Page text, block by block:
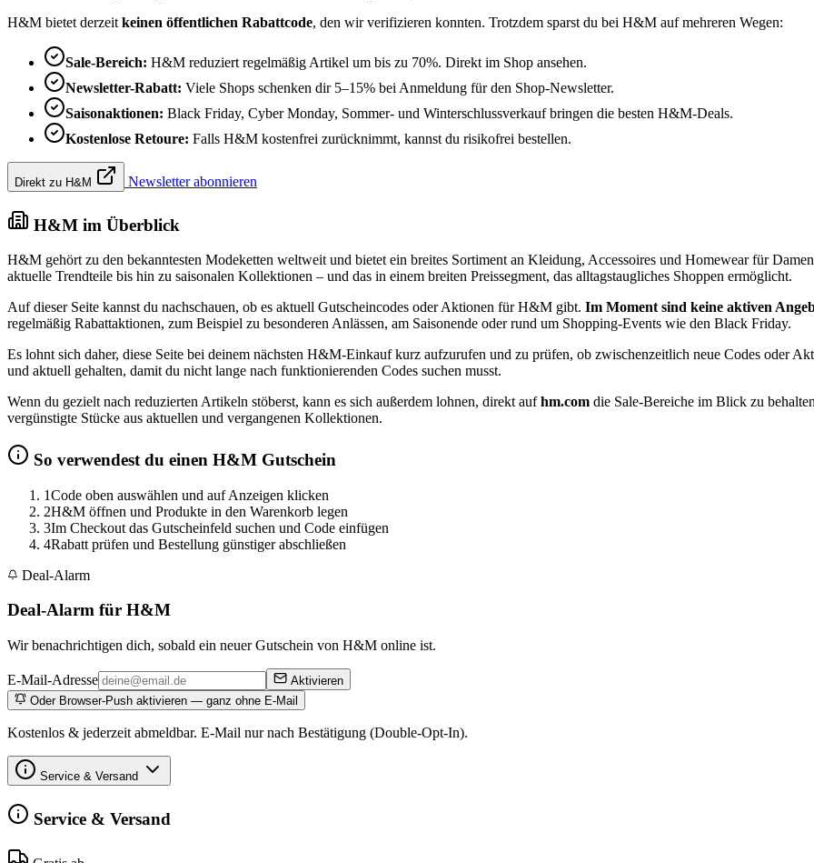
H&M bietet derzeit keinen öffentlichen Rabattcode, den wir verifizieren konnten. Trotzdem sparst du bei H&M auf mehreren Wegen:
Sale-Bereich: H&M reduziert regelmäßig Artikel um bis zu 70%. Direkt im Shop ansehen.
Newsletter-Rabatt: Viele Shops schenken dir 5–15% bei Anmeldung für den Shop-Newsletter.
Saisonaktionen: Black Friday, Cyber Monday, Sommer- und Winterschlussverkauf bringen die besten H&M-Deals.
Kostenlose Retoure: Falls H&M kostenfrei zurücknimmt, kannst du risikofrei bestellen.
Direkt zu H&M Newsletter abonnieren
H&M im Überblick
H&M gehört zu den bekanntesten Modeketten weltweit und bietet ein breites Sortiment an Kleidung, Accessoires und Homewear für
aktuelle Trendteile bis hin zu saisonalen Kollektionen – und das in einem breiten Preissegment, das alltagstaugliches Shoppen ermöglicht.
Auf dieser Seite kannst du nachschauen, ob es aktuell Gutscheincodes oder Aktionen für H&M gibt. Im Moment sind keine aktiven
regelmäßig Rabattaktionen, zum Beispiel zu besonderen Anlässen, am Saisonende oder rund um Shopping-Events wie den Black Friday.
Es lohnt sich daher, diese Seite bei deinem nächsten H&M-Einkauf kurz aufzurufen und zu prüfen, ob zwischenzeitlich neue Codes oder
und aktuell gehalten, damit du nicht lange nach funktionierenden Codes suchen musst.
Wenn du gezielt nach reduzierten Artikeln stöberst, kann es sich außerdem lohnen, direkt aufhm.com die Sale-Bereiche im Blick zu
vergünstigte Stücke aus aktuellen und vergangenen Kollektionen.
So verwendest du einen H&M Gutschein
1Code oben auswählen und auf Anzeigen klicken
2H&M öffnen und Produkte in den Warenkorb legen
3Im Checkout das Gutscheinfeld suchen und Code einfügen
4Rabatt prüfen und Bestellung günstiger abschließen
Deal-Alarm
Deal-Alarm für H&M
Wir benachrichtigen dich, sobald ein neuer Gutschein von H&M online ist.
E-Mail-Adresse
Aktivieren
Oder Browser-Push aktivieren — ganz ohne E-Mail
Kostenlos & jederzeit abmeldbar. E-Mail nur nach Bestätigung (Double-Opt-In).
Service & Versand
Service & Versand